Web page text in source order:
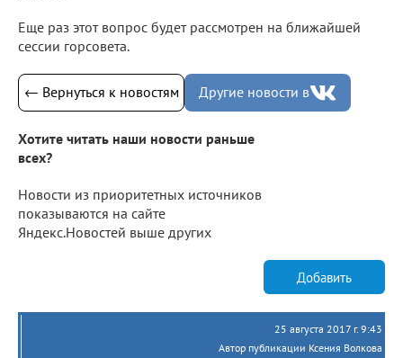
Еще раз этот вопрос будет рассмотрен на ближайшей
сессии горсовета.
← Вернуться к новостям Другие новости в
Хотите читать наши новости раньше
всех?
Новости из приоритетных источников
показываются на сайте
Яндекс.Новостей выше других
Добавить
25 августа 2017 г. 9:43
Автор публикации Ксения Волкова